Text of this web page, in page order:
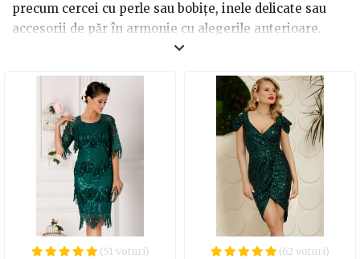
precum cercei cu perle sau bobițe, inele delicate sau
accesorii de păr în armonie cu alegerile anterioare.
suficient de misterioasă și este bine să rămână în acea
zonă, fără a o strică cu un machiaj nepotrivit sau printr-
o coafură deplasată. Astfel că machiajul trebuie să fie
discret, să se țină cont de fizionomia feței și să se pună
accent pe ochi, obraz sau buze. În ceea ce privește
aranjarea părului, acesta poate fi prins într-un coc
elegant, în față lăsând să curgă câteva șuvițe rebele, a la
Charlize Theron.
(51 voturi) (62 voturi)